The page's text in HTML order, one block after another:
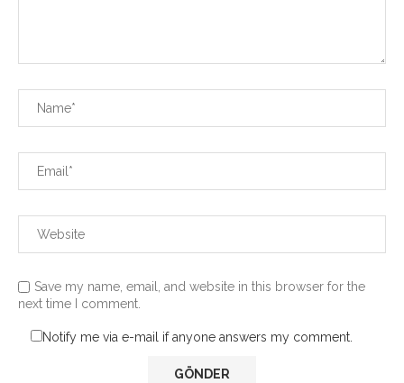
Save my name, email, and website in this browser for the
next time I comment.
Notify me via e-mail if anyone answers my comment.